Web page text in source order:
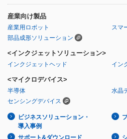
産業向け製品
産業用ロボット
スマ
部品成形ソリューション
<インクジェットソリューション>
インクジェットヘッド イン
<マイクロデバイス>
半導体
水晶
センシングデバイス
ビジネスソリューション・
導入事例
サポート&ダウンロード